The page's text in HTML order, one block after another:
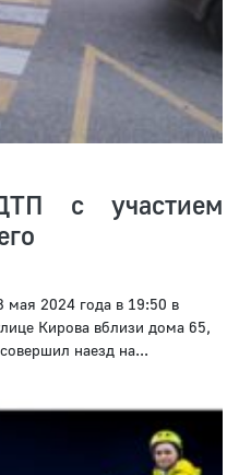
с участием
2024 года в 19:50 в
Кирова вблизи дома 65,
наезд на...